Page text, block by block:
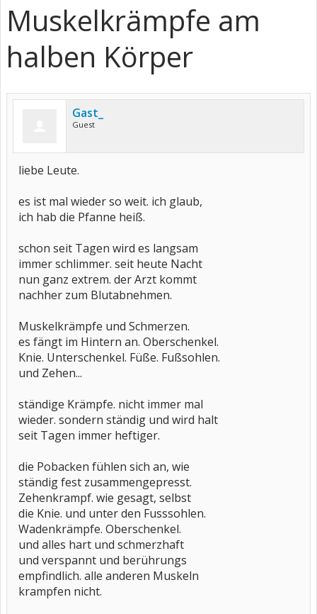
Muskelkrämpfe am
halben Körper
Gast_
Guest
liebe Leute.
es ist mal wieder so weit. ich glaub,
ich hab die Pfanne heiß.
schon seit Tagen wird es langsam
immer schlimmer. seit heute Nacht
nun ganz extrem. der Arzt kommt
nachher zum Blutabnehmen.
Muskelkrämpfe und Schmerzen.
es fängt im Hintern an. Oberschenkel.
Knie. Unterschenkel. Füße. Fußsohlen.
und Zehen...
ständige Krämpfe. nicht immer mal
wieder. sondern ständig und wird halt
seit Tagen immer heftiger.
die Pobacken fühlen sich an, wie
ständig fest zusammengepresst.
Zehenkrampf. wie gesagt, selbst
die Knie. und unter den Fusssohlen.
Wadenkrämpfe. Oberschenkel.
und alles hart und schmerzhaft
und verspannt und berührungs
empfindlich. alle anderen Muskeln
krampfen nicht.